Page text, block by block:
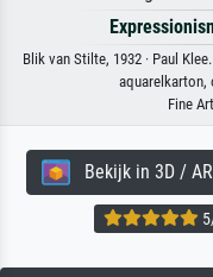
Blik van Stilte, 1932 · Paul
aquarelkarton,
Fine
Bekijk in 3D / AR